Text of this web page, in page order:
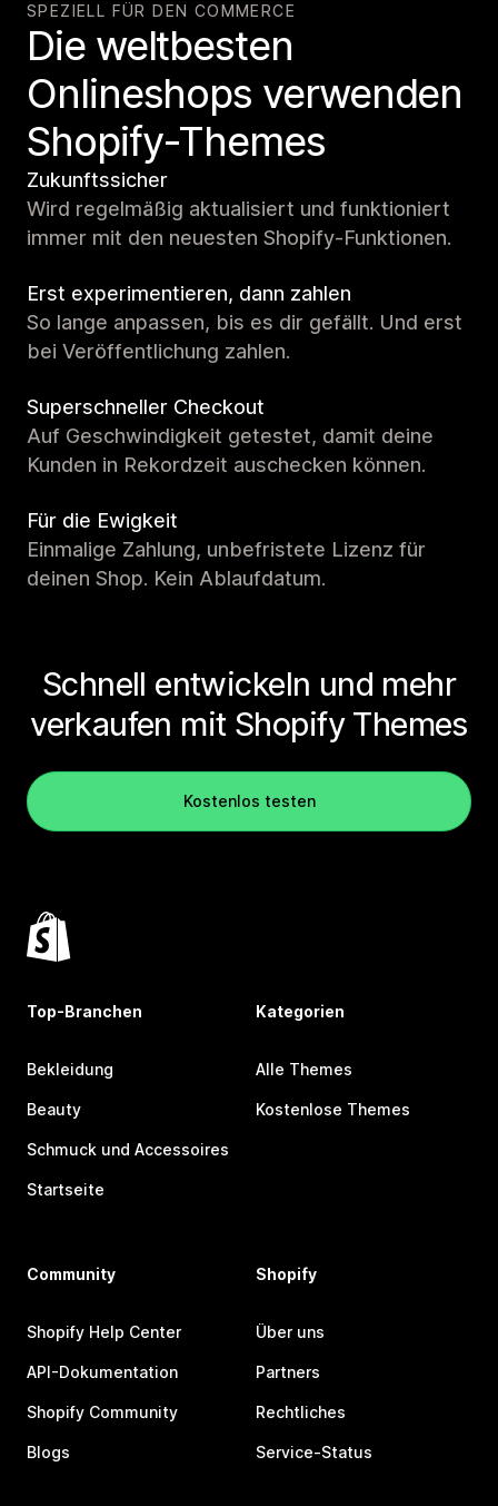
SPEZIELL FÜR DEN COMMERCE
Die weltbesten
Onlineshops verwenden
Shopify-Themes
Zukunftssicher
Wird regelmäßig aktualisiert und funktioniert
immer mit den neuesten Shopify-Funktionen.
Erst experimentieren, dann zahlen
So lange anpassen, bis es dir gefällt. Und erst
bei Veröffentlichung zahlen.
Superschneller Checkout
Auf Geschwindigkeit getestet, damit deine
Kunden in Rekordzeit auschecken können.
Für die Ewigkeit
Einmalige Zahlung, unbefristete Lizenz für
deinen Shop. Kein Ablaufdatum.
Schnell entwickeln und mehr
verkaufen mit Shopify Themes
Kostenlos testen
Top-Branchen
Bekleidung
Beauty
Schmuck und Accessoires
Startseite
Kategorien
Alle Themes
Kostenlose Themes
Community
Shopify Help Center
API-Dokumentation
Shopify Community
Blogs
Shopify
Über uns
Partners
Rechtliches
Service-Status